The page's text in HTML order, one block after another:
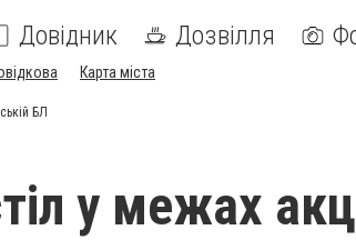
Довідник Дозвілля
Карта міста
БЛ
у межах